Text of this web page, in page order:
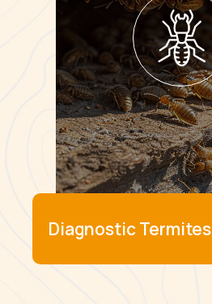
Diagnostic Termites